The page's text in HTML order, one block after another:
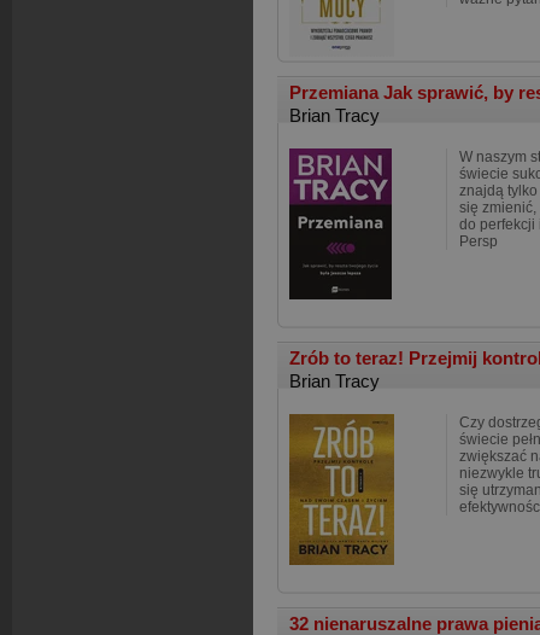
Przemiana Jak sprawić, by
Brian Tracy
W naszym
świecie
znajdą
się
do perfekcji
Persp
Zrób to teraz! Przejmij
Brian Tracy
Czy
świecie
zwiększać
niezwykle
się
32 nienaruszalne prawa